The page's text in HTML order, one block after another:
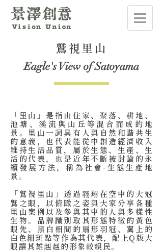
鷲視里山
Eagle's View of Satoyama
「里山」是指由住家、聚落、耕地、
池塘、溪流與山丘等混合而成的地
景。里山一詞具有人與自然和諧共生
的意義，也代表能從中創造經濟收入
維持生活品質，屬於生態、生產、生
活的代表，也是近年不斷被討論的永
續發展方法，稱為社會-生態生產地
景。
「鷲視里山」透過翱翔在空中的大冠
鷲之眼，以俯瞰之姿與大家分享各種
里山案例以及參與其中的人與多樣性
生物。品牌識別取其形態特徵的黃色
眼先、黑白相間的扇形羽冠、翼上的
白色細斑點等作為其代表，配上Q版大
眼讓其雄赳赳的形象較親民。